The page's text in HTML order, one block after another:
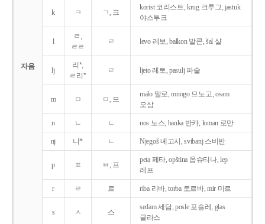
자음
k ㅋ ㄱ, 크
korist 코리스트, krug 크루그, jastuk
야스투크
l
ㄹ,
ㄹㄹ
ㄹ levo 레보, balkon 발콘, šal 샬
lj
리*,
ㄹ리*
ㄹ ljeto 레토, pasulj 파술
m ㅁ ㅁ, 므
malo 말로, mnogo 므노고, osam
오삼
n ㄴ ㄴ nos 노스, banka 반카, loman 로만
nj 니* ㄴ Njegoš 녜고시, svibanj 스비반
p ㅍ ㅂ, 프
peta 페타, opština 옵슈티나, lep
레프
r ㄹ 르 riba 리바, torba 토르바, mir 미르
s ㅅ 스
sedam 세담, posle 포슬레, glas
글라스